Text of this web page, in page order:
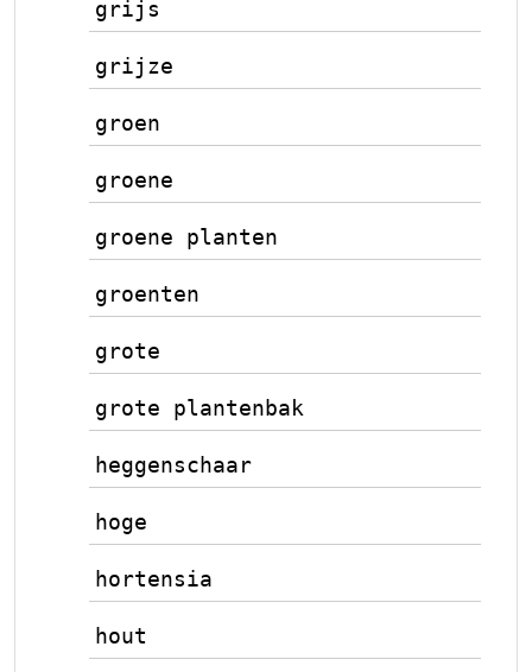
grijs
grijze
groen
groene
groene planten
groenten
grote
grote plantenbak
heggenschaar
hoge
hortensia
hout